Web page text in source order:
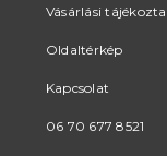
Vásárlási
Oldaltérkép
Kapcsolat
06 70 677 8521